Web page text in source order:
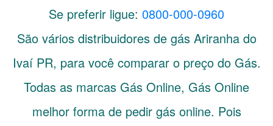
Se preferir ligue: 0800-000-0960
São vários distribuidores de gás Ariranha do
Ivaí PR, para você comparar o preço do Gás.
Todas as marcas Gás Online, Gás Online
melhor forma de pedir gás online. Pois